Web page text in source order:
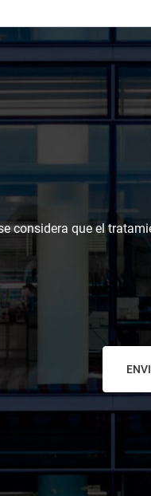
considera que el